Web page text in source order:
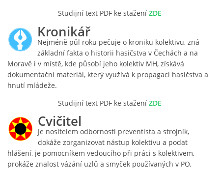
datové schránky: d3twtd3
tel: +420 603 789 645
email: PlicVlada@seznam.cz
© 2026 eStránky.cz
Studijní text PDF ke stažení ZDE
Kronikář
Nejméně půl roku pečuje o kroniku kolektivu, zná
základní fakta o historii hasičstva v Čechách a na
Moravě i v místě, kde působí jeho kolektiv MH, získává
dokumentační materiál, který využívá k propagaci hasičstva a
hnutí mládeže.
Studijní text PDF ke stažení ZDE
Cvičitel
Je nositelem odbornosti preventista a strojník,
dokáže zorganizovat nástup kolektivu a podat
hlášení, je pomocníkem vedoucího při práci s kolektivem,
prokáže znalost vázání uzlů a smyček používaných v PO.